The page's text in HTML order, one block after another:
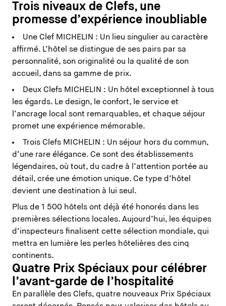
Trois niveaux de Clefs, une
promesse d’expérience inoubliable
Une Clef MICHELIN : Un lieu singulier au caractère
affirmé. L’hôtel se distingue de ses pairs par sa
personnalité, son originalité ou la qualité de son
accueil, dans sa gamme de prix.
Deux Clefs MICHELIN : Un hôtel exceptionnel à tous
les égards. Le design, le confort, le service et
l’ancrage local sont remarquables, et chaque séjour
promet une expérience mémorable.
Trois Clefs MICHELIN : Un séjour hors du commun,
d’une rare élégance. Ce sont des établissements
légendaires, où tout, du cadre à l’attention portée au
détail, crée une émotion unique. Ce type d’hôtel
devient une destination à lui seul.
Plus de 1 500 hôtels ont déjà été honorés dans les
premières sélections locales. Aujourd’hui, les équipes
d’inspecteurs finalisent cette sélection mondiale, qui
mettra en lumière les perles hôtelières des cinq
continents.
Quatre Prix Spéciaux pour célébrer
l’avant-garde de l’hospitalité
En parallèle des Clefs, quatre nouveaux Prix Spéciaux